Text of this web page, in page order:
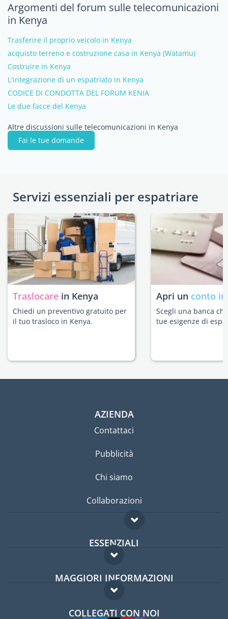
Argomenti del forum sulle telecomunicazioni
in Kenya
Trasferire il proprio veicolo in Kenya
acquisto terreno e costruzione casa in Kenya (Watamu)
Costruire in Kenya
L'integrazione di un espatriato in Kenya
CODICE DI CONDOTTA DEL FORUM KENIA
Le due facce del Kenya
Altre discussioni sulle telecomunicazioni in Kenya
Fai le tue domande
Servizi essenziali per espatriare
Traslocare in Kenya
Chiedi un preventivo gratuito per
il tuo trasloco in Kenya.
Apri un conto
Scegli una banca
tue esigenze di
AZIENDA
Contattaci
Pubblicità
Chi siamo
Collaborazioni
ESSENZIALI
Forum per expat
Guida per expat
MAGGIORI INFORMAZIONI
Domande frequenti
COLLEGATI CON NOI